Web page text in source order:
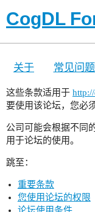
CogDL
关于 常见问
这些条款适用于
要使用该论坛，您必
公司可能会根据不同
用于论坛的使用。
跳至：
重要条款
您使用论坛的权限
论坛使用条件